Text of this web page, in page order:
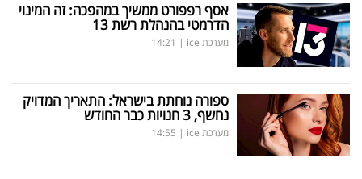
אסף רפפורט ממשיך במהפכה: זה המינוי
הדרמטי בהנהלת רשת 13
מערכת ice |
14:21
ספורה נוחתת בישראל: התאריך המדויק
נחשף, 3 חנויות כבר החודש
מערכת ice |
14:55